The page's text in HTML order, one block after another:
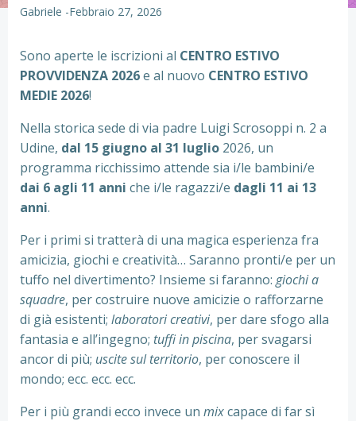
Gabriele -Febbraio 27, 2026
Sono aperte le iscrizioni al CENTRO ESTIVO
PROVVIDENZA 2026e al nuovo CENTRO ESTIVO
MEDIE 2026!
Nella storica sede di via padre Luigi Scrosoppi n. 2 a
Udine, dal 15 giugno al 31 luglio 2026, un
programma ricchissimo attende sia i/le bambini/e
dai 6 agli 11 anni che i/le ragazzi/e dagli 11 ai 13
anni.
Per i primi si tratterà di una magica esperienza fra
amicizia, giochi e creatività… Saranno pronti/e per un
tuffo nel divertimento? Insieme si faranno: giochi a
squadre, per costruire nuove amicizie o rafforzarne
di già esistenti; laboratori creativi, per dare sfogo alla
fantasia e all’ingegno; tuffi in piscina, per svagarsi
ancor di più; uscite sul territorio, per conoscere il
mondo; ecc. ecc. ecc.
Per i più grandi ecco invece un mixcapace di far sì